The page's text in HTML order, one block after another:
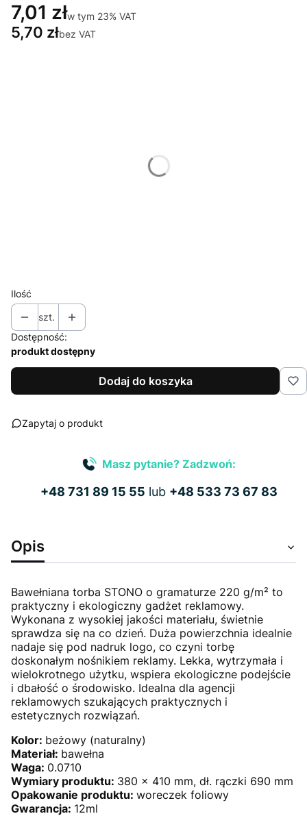
7,01 złw tym 23% VAT
w tym 23% VAT
5,70 złbez VAT
Ilość
szt.
Dostępność:
produkt dostępny
Dodaj do koszyka
Zapytaj o produkt
Masz pytanie? Zadzwoń:
+48 731 89 15 55 lub +48 533 73 67 83
Opis
Bawełniana torba STONO o gramaturze 220 g/m² to
praktyczny i ekologiczny gadżet reklamowy.
Wykonana z wysokiej jakości materiału, świetnie
sprawdza się na co dzień. Duża powierzchnia idealnie
nadaje się pod nadruk logo, co czyni torbę
doskonałym nośnikiem reklamy. Lekka, wytrzymała i
wielokrotnego użytku, wspiera ekologiczne podejście
i dbałość o środowisko. Idealna dla agencji
reklamowych szukających praktycznych i
estetycznych rozwiązań.
Kolor: beżowy (naturalny)
Materiał: bawełna
Waga: 0.0710
Wymiary produktu: 380 x 410 mm, dł. rączki 690 mm
Opakowanie produktu: woreczek foliowy
Gwarancja: 12ml